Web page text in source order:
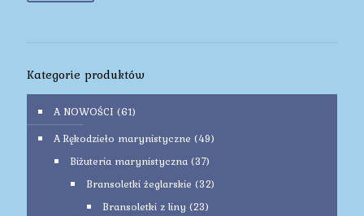
Kategorie produktów
A NOWOŚCI (61)
A Rękodzieło marynistyczne (49)
Biżuteria marynistyczna (37)
Bransoletki żeglarskie (32)
Bransoletki z liny (23)